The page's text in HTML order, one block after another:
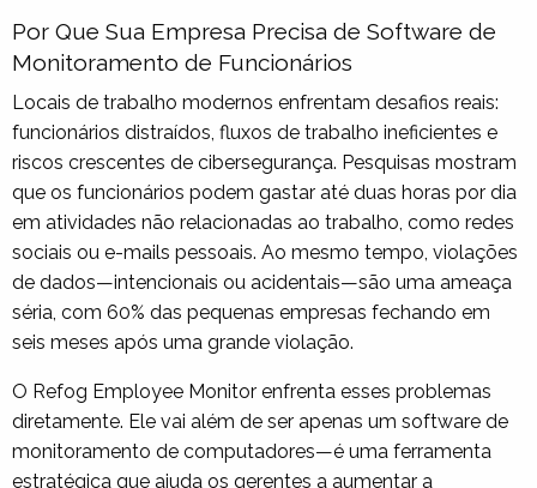
Por Que Sua Empresa Precisa de Software de
Monitoramento de Funcionários
Locais de trabalho modernos enfrentam desafios reais:
funcionários distraídos, fluxos de trabalho ineficientes e
riscos crescentes de cibersegurança. Pesquisas mostram
que os funcionários podem gastar até duas horas por dia
em atividades não relacionadas ao trabalho, como redes
sociais ou e-mails pessoais. Ao mesmo tempo, violações
de dados—intencionais ou acidentais—são uma ameaça
séria, com 60% das pequenas empresas fechando em
seis meses após uma grande violação.
O Refog Employee Monitor enfrenta esses problemas
diretamente. Ele vai além de ser apenas um software de
monitoramento de computadores—é uma ferramenta
estratégica que ajuda os gerentes a aumentar a